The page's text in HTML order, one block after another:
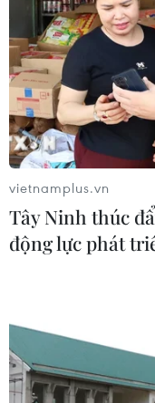
Minh-Long Thành
07/08/2026 10:29
Lào Cai:
tỉnh 161 sau mưa
chia cắt
07/08/2026 10:08
Đã xác định
loạt ôtô thủng lốp
Xe khách lao xuống
đường, 18 hành
vietnamplus.vn
Tây Ninh thúc
động lực phát